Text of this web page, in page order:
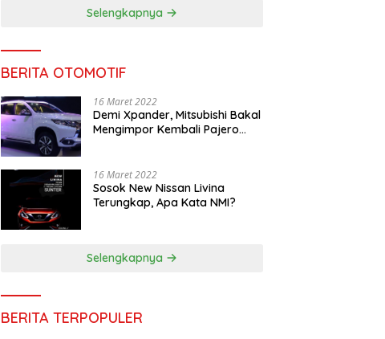
Selengkapnya
BERITA OTOMOTIF
16 Maret 2022
Demi Xpander, Mitsubishi Bakal
Mengimpor Kembali Pajero
16 Maret 2022
Sosok New Nissan Livina
Terungkap, Apa Kata NMI?
Selengkapnya
BERITA TERPOPULER